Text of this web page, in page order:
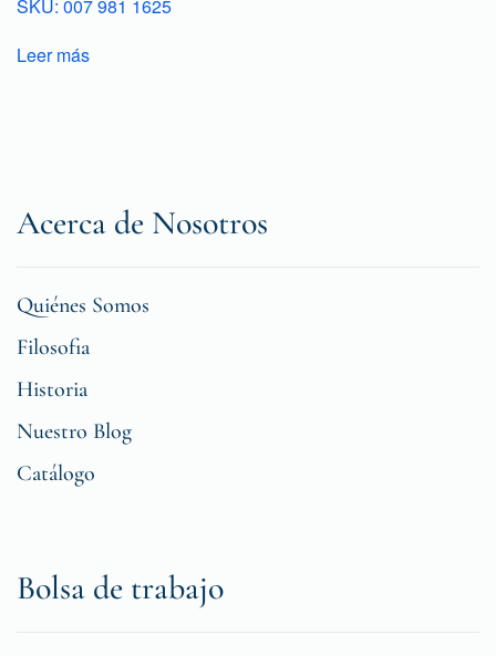
SKU: 007 981 1625
Leer más
Acerca de Nosotros
Quiénes Somos
Filosofia
Historia
Nuestro Blog
Catálogo
Bolsa de trabajo